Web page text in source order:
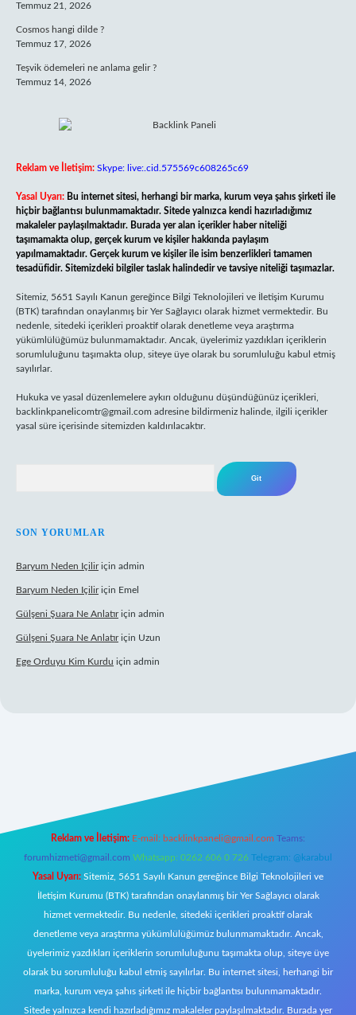
Temmuz 21, 2026
Cosmos hangi dilde ?
Temmuz 17, 2026
Teşvik ödemeleri ne anlama gelir ?
Temmuz 14, 2026
Reklam ve İletişim: Skype: live:.cid.575569c608265c69
Yasal Uyarı: Bu internet sitesi, herhangi bir marka, kurum veya şahıs şirketi ile
hiçbir bağlantısı bulunmamaktadır. Sitede yalnızca kendi hazırladığımız
makaleler paylaşılmaktadır. Burada yer alan içerikler haber niteliği
taşımamakta olup, gerçek kurum ve kişiler hakkında paylaşım
yapılmamaktadır. Gerçek kurum ve kişiler ile isim benzerlikleri tamamen
tesadüfidir. Sitemizdeki bilgiler taslak halindedir ve tavsiye niteliği taşımazlar.
Sitemiz, 5651 Sayılı Kanun gereğince Bilgi Teknolojileri ve İletişim Kurumu
(BTK) tarafından onaylanmış bir Yer Sağlayıcı olarak hizmet vermektedir. Bu
nedenle, sitedeki içerikleri proaktif olarak denetleme veya araştırma
yükümlülüğümüz bulunmamaktadır. Ancak, üyelerimiz yazdıkları içeriklerin
sorumluluğunu taşımakta olup, siteye üye olarak bu sorumluluğu kabul etmiş
sayılırlar.
Hukuka ve yasal düzenlemelere aykırı olduğunu düşündüğünüz içerikleri,
backlinkpanelicomtr@gmail.com adresine bildirmeniz halinde, ilgili içerikler
yasal süre içerisinde sitemizden kaldırılacaktır.
SON YORUMLAR
Baryum Neden Içiliriçin admin
Baryum Neden Içiliriçin Emel
Gülşeni Şuara Ne Anlatıriçin admin
Gülşeni Şuara Ne Anlatıriçin Uzun
Ege Orduyu Kim Kurdu için admin
Reklam ve İletişim: E-mail: backlinkpaneli@gmail.com Teams:
forumhizmeti@gmail.com Whatsapp: 0262 606 0 726 Telegram: @karabul
Yasal Uyarı: Sitemiz, 5651 Sayılı Kanun gereğince Bilgi Teknolojileri ve
İletişim Kurumu (BTK) tarafından onaylanmış bir Yer Sağlayıcı olarak
hizmet vermektedir. Bu nedenle, sitedeki içerikleri proaktif olarak
denetleme veya araştırma yükümlülüğümüz bulunmamaktadır. Ancak,
üyelerimiz yazdıkları içeriklerin sorumluluğunu taşımakta olup, siteye üye
olarak bu sorumluluğu kabul etmiş sayılırlar. Bu internet sitesi, herhangi bir
marka, kurum veya şahıs şirketi ile hiçbir bağlantısı bulunmamaktadır.
Sitede yalnızca kendi hazırladığımız makaleler paylaşılmaktadır. Burada yer